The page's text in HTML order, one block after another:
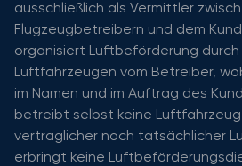
ausschließlich als Vermittler
Flugzeugbetreibern und dem
organisiert Luftbeförderung
Luftfahrzeugen vom Betreiber,
im Namen und im Auftrag des
betreibt selbst keine
vertraglicher noch tatsächlicher
erbringt keine